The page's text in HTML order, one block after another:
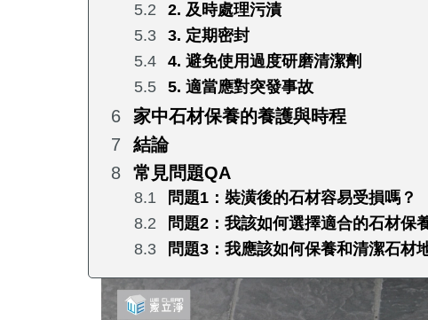
2. 及時處理污漬
3. 定期密封
4. 避免使用過度研磨清潔劑
5. 適當應對突發事故
家中石材保養的養護與時程
結論
常見問題QA
問題1：裝潢後的石材容易受損嗎？
問題2：我該如何選擇適合的石材保
問題3：我應該如何保養和清潔石材